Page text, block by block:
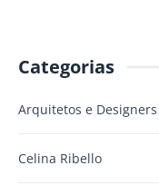
Categorias
Arquitetos e Designers
Celina Ribello